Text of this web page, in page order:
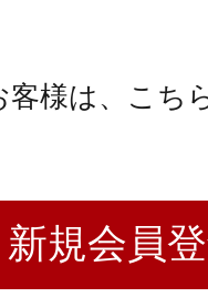
様は、こち